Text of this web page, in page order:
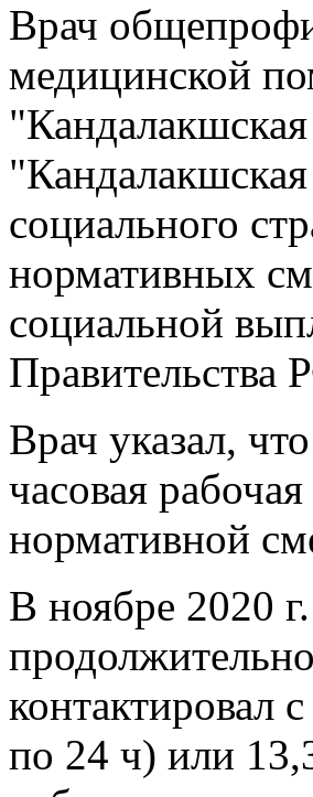
Врач
медицинской
социального
нормативных
социальной
Правительства
Врач указал,
часовая
нормативной
В ноябре 2020
контактировал
по 24 ч) или